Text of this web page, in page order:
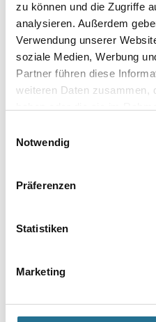
zu können und die Zugriffe
analysieren. Außerdem
Verwendung unserer
soziale Medien, Werbung
Partner führen diese
weiteren Daten zusammen,
Notwendig
Präferenzen
Statistiken
Marketing
Umrechnungsfaktoren
- Rote Polyamid Kunststoff-